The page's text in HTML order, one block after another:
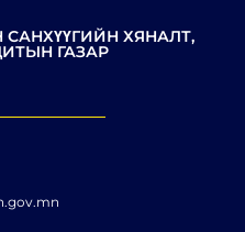
ХЯНАЛТ,
ГАЗАР